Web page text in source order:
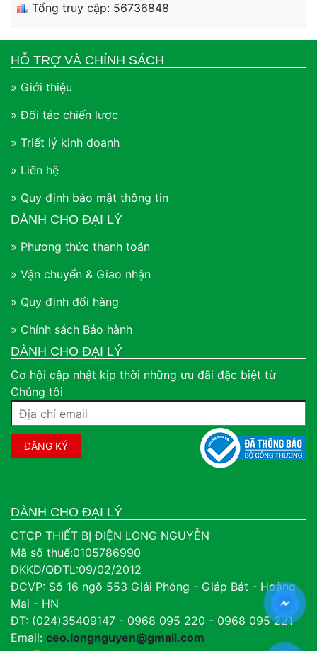
Tổng truy cập: 56736848
HỖ TRỢ VÀ CHÍNH SÁCH
» Giới thiệu
» Đối tác chiến lược
» Triết lý kinh doanh
» Liên hệ
» Quy định bảo mật thông tin
DÀNH CHO ĐẠI LÝ
» Phương thức thanh toán
» Vận chuyển & Giao nhận
» Quy định đổi hàng
» Chính sách Bảo hành
DÀNH CHO ĐẠI LÝ
Cơ hội cập nhật kịp thời những ưu đãi đặc biệt từ
Chúng tôi
DÀNH CHO ĐẠI LÝ
CTCP THIẾT BỊ ĐIỆN LONG NGUYỄN
Mã số thuế:0105786990
ĐKKD/QĐTL:09/02/2012
ĐCVP: Số 16 ngõ 553 Giải Phóng - Giáp Bát - Hoàng
Mai - HN
ĐT: (024)35409147 - 0968 095 220 - 0968 095 221
Email: ceo.longnguyen@gmail.com